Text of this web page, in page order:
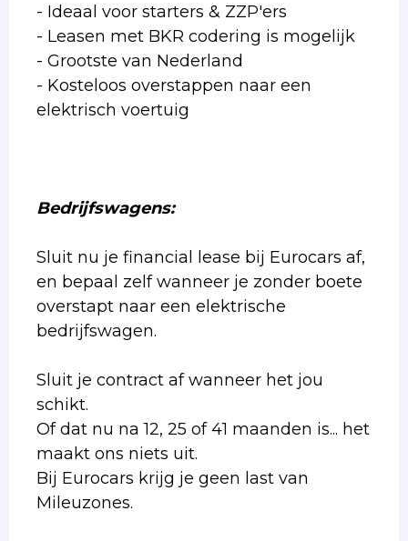
- Ideaal voor starters & ZZP'ers
- Leasen met BKR codering is mogelijk
- Grootste van Nederland
- Kosteloos overstappen naar een
elektrisch voertuig
Bedrijfswagens:
Sluit nu je financial lease bij Eurocars af,
en bepaal zelf wanneer je zonder boete
overstapt naar een elektrische
bedrijfswagen.
Sluit je contract af wanneer het jou
schikt.
Of dat nu na 12, 25 of 41 maanden is... het
maakt ons niets uit.
Bij Eurocars krijg je geen last van
Mileuzones.